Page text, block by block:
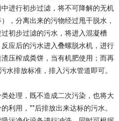
进行初步过滤，将不可降解的无机
，分离出来的污物经过甩干脱水，
初步过滤的污水，将进入混凝槽
应后的污水进入叠螺脱水机，进行
压榨成粪饼，当有机肥使用；而再
水排放标准，排入污水管道即可。
理，既不造成二次污染，也将大
利用，**后排放出来达标的污水。